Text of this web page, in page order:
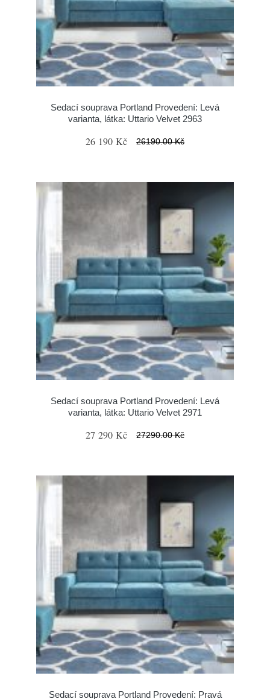
Sedací souprava Portland Provedení: Levá
varianta, látka: Uttario Velvet 2963
26 190 Kč 26190.00 Kč
Sedací souprava Portland Provedení: Levá
varianta, látka: Uttario Velvet 2971
27 290 Kč 27290.00 Kč
Sedací souprava Portland Provedení: Pravá